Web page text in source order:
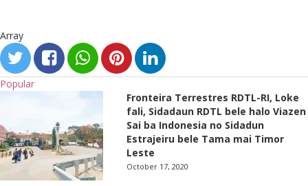
Array
Popular
Fronteira Terrestres RDTL-RI, Loke
fali, Sidadaun RDTL bele halo Viazen
Sai ba Indonesia no Sidadun
Estrajeiru bele Tama mai Timor
Leste
October 17, 2020